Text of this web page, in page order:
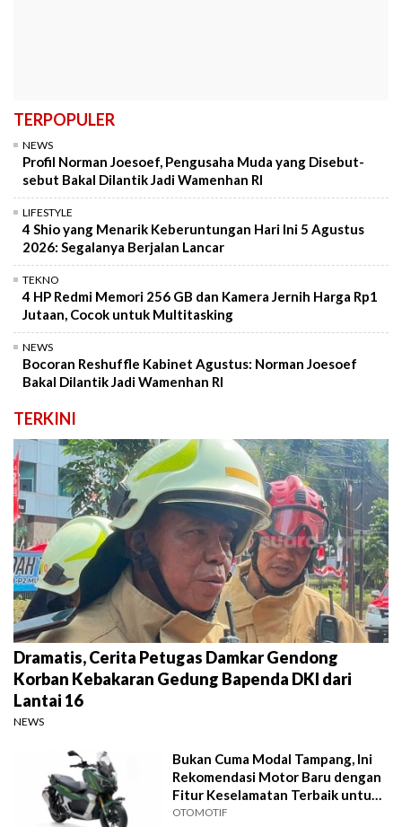
TERPOPULER
NEWS
Profil Norman Joesoef, Pengusaha Muda yang Disebut-
sebut Bakal Dilantik Jadi Wamenhan RI
LIFESTYLE
4 Shio yang Menarik Keberuntungan Hari Ini 5 Agustus
2026: Segalanya Berjalan Lancar
TEKNO
4 HP Redmi Memori 256 GB dan Kamera Jernih Harga Rp1
Jutaan, Cocok untuk Multitasking
NEWS
Bocoran Reshuffle Kabinet Agustus: Norman Joesoef
Bakal Dilantik Jadi Wamenhan RI
TERKINI
Dramatis, Cerita Petugas Damkar Gendong
Korban Kebakaran Gedung Bapenda DKI dari
Lantai 16
NEWS
Bukan Cuma Modal Tampang, Ini
Rekomendasi Motor Baru dengan
Fitur Keselamatan Terbaik untuk
Harian
OTOMOTIF